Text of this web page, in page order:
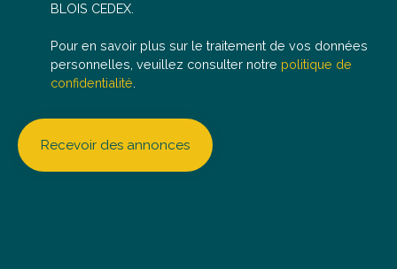
BLOIS CEDEX.
Pour en savoir plus sur le traitement de vos données
personnelles, veuillez consulter notre politique de
confidentialité
Recevoir des annonces